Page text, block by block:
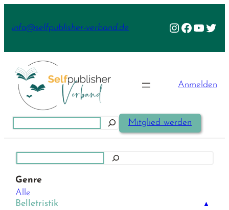
Inhalt
info@selfpublisher-verband.de Instagram
Facebook
Anmelden
Mitglied werden
Genre
Alle
Belletristik
▲